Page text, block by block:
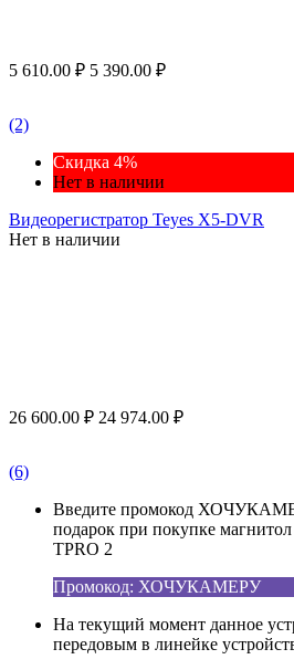
5 610.00 ₽ 5 390.00 ₽
(2)
Скидка 4%
Нет в наличии
Видеорегистратор Teyes X5-DVR
Нет в наличии
26 600.00 ₽ 24 974.00 ₽
(6)
Введите промокод
подарок при покупке
TPRO 2
Промокод: ХОЧУКАМЕРУ
На текущий момент данное
передовым в линейке